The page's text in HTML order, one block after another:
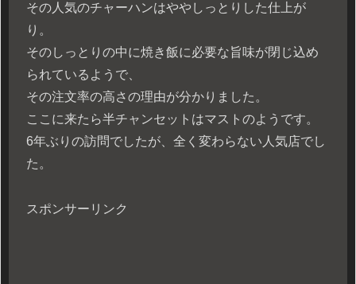
その人気のチャーハンはややしっとりした仕上が
り。
そのしっとりの中に焼き飯に必要な旨味が閉じ込め
られているようで、
その注文率の高さの理由が分かりました。
ここに来たら半チャンセットはマストのようです。
6年ぶりの訪問でしたが、全く変わらない人気店でし
た。
スポンサーリンク